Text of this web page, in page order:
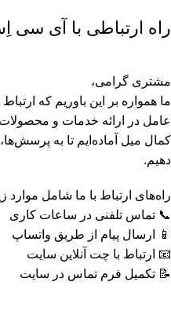
راه ارتباطی با آی
مشتری گرامی،
ما همواره بر این باوریم که
عامل در ارائه خدمات و محصولات
کمال میل آماده‌ایم تا به
دهیم.
راه‌های ارتباط با ما شامل موارد
📞 تماس تلفنی در ساعات کاری
📱
ارسال پیام از طریق واتساپ
📧 ارتباط با چت آنلاین سایت
📝 تکمیل فرم تماس در سایت